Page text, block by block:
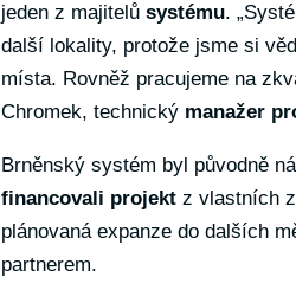
jeden z majitelů systému.
další lokality, protože jsme si
místa. Rovněž pracujeme na
Chromek, technický manažer
Brněnský systém byl původně
financovali projekt z vlastních
plánovaná expanze do dalších
partnerem.